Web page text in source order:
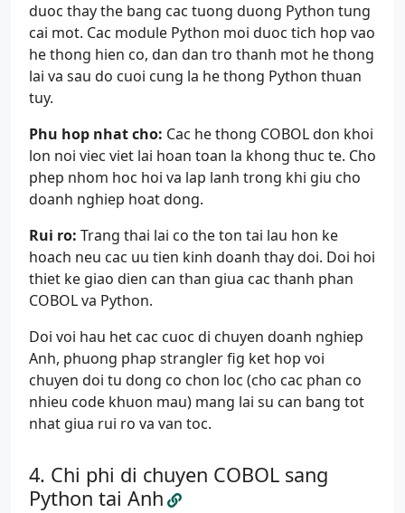
duoc thay the bang cac tuong duong Python tung
cai mot. Cac module Python moi duoc tich hop vao
he thong hien co, dan dan tro thanh mot he thong
lai va sau do cuoi cung la he thong Python thuan
tuy.
Phu hop nhat cho: Cac he thong COBOL don khoi
lon noi viec viet lai hoan toan la khong thuc te. Cho
phep nhom hoc hoi va lap lanh trong khi giu cho
doanh nghiep hoat dong.
Rui ro: Trang thai lai co the ton tai lau hon ke
hoach neu cac uu tien kinh doanh thay doi. Doi hoi
thiet ke giao dien can than giua cac thanh phan
COBOL va Python.
Doi voi hau het cac cuoc di chuyen doanh nghiep
Anh, phuong phap strangler fig ket hop voi
chuyen doi tu dong co chon loc (cho cac phan co
nhieu code khuon mau) mang lai su can bang tot
nhat giua rui ro va van toc.
Chi phi di chuyen COBOL sang
Python tai Anh